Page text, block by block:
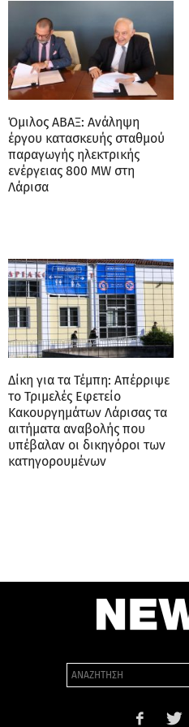
Όμιλος ΑΒΑΞ: Ανάληψη
έργου κατασκευής σταθμού
παραγωγής ηλεκτρικής
ενέργειας 800 ΜW στη
Λάρισα
Δίκη για τα Τέμπη: Απέρριψε
το Τριμελές Εφετείο
Κακουργημάτων Λάρισας τα
αιτήματα αναβολής που
υπέβαλαν οι δικηγόροι των
κατηγορουμένων